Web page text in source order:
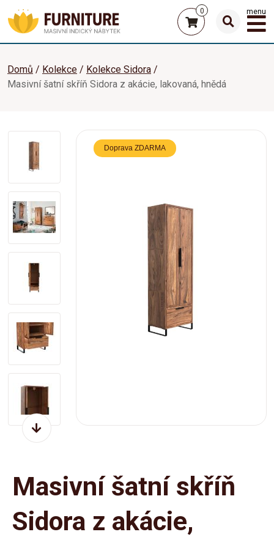
0 menu
Domů Kolekce
Kolekce Sidora
Masivní šatní skříň Sidora z akácie, lakovaná, hnědá
Doprava ZDARMA
Masivní šatní skříň
Sidora z akácie,